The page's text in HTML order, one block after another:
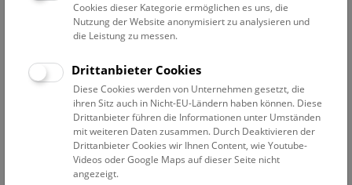
Erweiterte Suche
Filter zurücksetzen
13. Dezember 2019
Bisher keine Ergebnisse. Dienstags ist das NHM Wien
in der Regel geschlossen. Ausnahmen finden sie
Cookies dieser Kategorie ermöglichen es uns, die
Nutzung der Website anonymisiert zu analysieren und
die Leistung zu messen.
Drittanbieter Cookies
Diese Cookies werden von Unternehmen gesetzt, die
ihren Sitz auch in Nicht-EU-Ländern haben können. Diese
Drittanbieter führen die Informationen unter Umständen
mit weiteren Daten zusammen. Durch Deaktivieren der
Drittanbieter Cookies wir Ihnen Content, wie Youtube-
Videos oder Google Maps auf dieser Seite nicht
angezeigt.